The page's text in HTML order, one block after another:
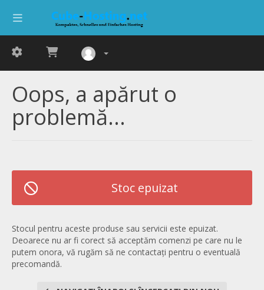
Oops, a apărut o
problemă...
Stoc epuizat
Stocul pentru aceste produse sau servicii este epuizat.
Deoarece nu ar fi corect să acceptăm comenzi pe care nu le
putem onora, vă rugăm să ne contactați pentru o eventuală
precomandă.